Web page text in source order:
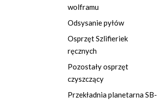
wolframu
Odsysanie pyłów
Osprzęt Szlifieriek
ręcznych
Pozostały osprzęt
czyszczący
Przekładnia planetarna SB-